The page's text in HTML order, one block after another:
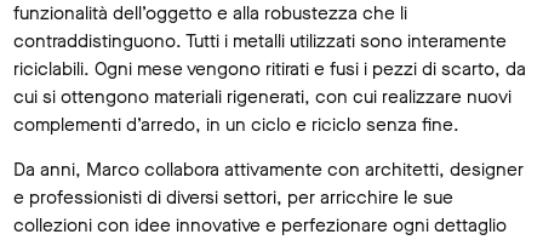
funzionalità dell’oggetto e alla robustezza che li
contraddistinguono. Tutti i metalli utilizzati sono interamente
riciclabili. Ogni mese vengono ritirati e fusi i pezzi di scarto, da
cui si ottengono materiali rigenerati, con cui realizzare nuovi
complementi d’arredo, in un ciclo e riciclo senza fine.
Da anni, Marco collabora attivamente con architetti, designer
e professionisti di diversi settori, per arricchire le sue
collezioni con idee innovative e perfezionare ogni dettaglio